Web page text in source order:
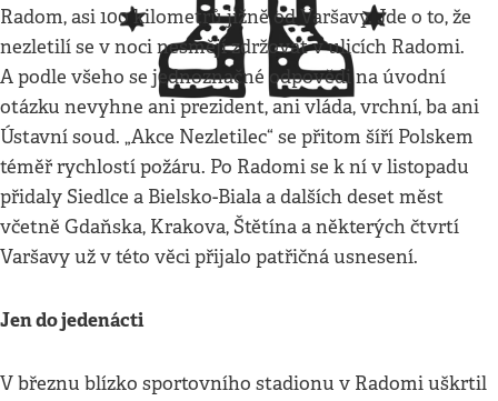
Radom, asi 100 kilometrů jižně od Varšavy. Jde o to, že
nezletilí se v noci nesmějí zdržovat v ulicích Radomi.
A podle všeho se jednoznačné odpovědi na úvodní
otázku nevyhne ani prezident, ani vláda, vrchní, ba ani
Ústavní soud. „Akce Nezletilec“ se přitom šíří Polskem
téměř rychlostí požáru. Po Radomi se k ní v listopadu
přidaly Siedlce a Bielsko-Biala a dalších deset měst
včetně Gdaňska, Krakova, Štětína a některých čtvrtí
Varšavy už v této věci přijalo patřičná usnesení.
Jen do jedenácti
V březnu blízko sportovního stadionu v Radomi uškrtil